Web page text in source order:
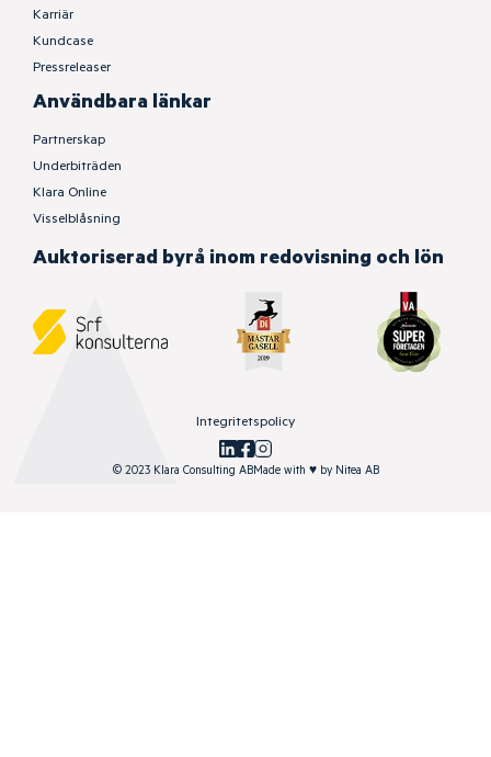
Karriär
Kundcase
Pressreleaser
Användbara länkar
Partnerskap
Underbiträden
Klara Online
Visselblåsning
Auktoriserad byrå inom redovisning och lön
Integritetspolicy
© 2023 Klara Consulting ABMade with ♥by Nitea AB